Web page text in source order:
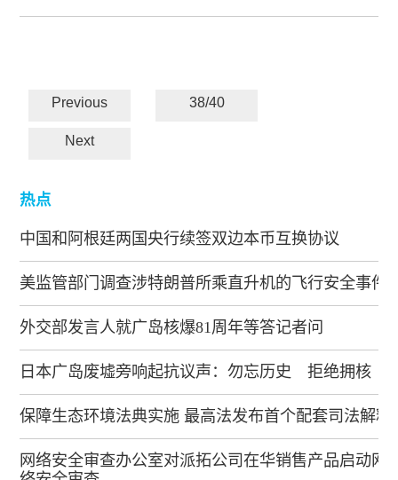
Previous 38/40
Next
热点
中国和阿根廷两国央行续签双边本币互换协议
美监管部门调查涉特朗普所乘直升机的飞行安全事件
外交部发言人就广岛核爆81周年等答记者问
日本广岛废墟旁响起抗议声：勿忘历史 拒绝拥核
保障生态环境法典实施 最高法发布首个配套司法解释
网络安全审查办公室对派拓公司在华销售产品启动网